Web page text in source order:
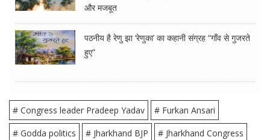
और मजबूत
पठनीय है रेणु झा ‘रेणुका’ का कहानी संग्रह “गाँव से गुजरते
हुए”
# Congress leader Pradeep Yadav
# Furkan Ansari
# Godda politics
# Jharkhand BJP
# Jharkhand Congress